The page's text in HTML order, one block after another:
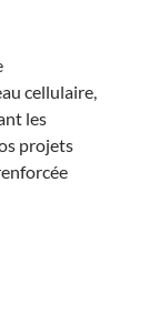
cellulaire,
les
projets